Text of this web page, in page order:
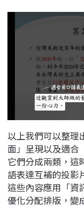
以上我們可以整理
面」呈現以及適合
它們分成兩類，這
語表達互補的投影
這些內容應用「資
優化分配排版，變